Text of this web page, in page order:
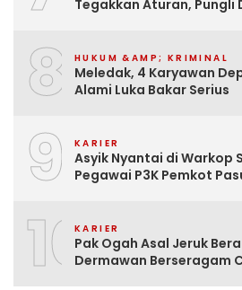
Tegakkan Aturan,
8 HUKUM &AMP; KRIMINAL
Meledak, 4 Karyawan
Alami Luka Bakar Serius
9 KARIER
Asyik Nyantai di Warkop
Pegawai P3K Pemkot
10KARIER
Pak Ogah Asal Jeruk
Dermawan Berseragam